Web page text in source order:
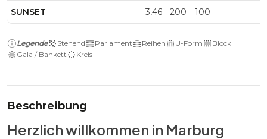
SUNSET 3,46 200 100
Legende Stehend Parlament Reihen U-Form
Block
Gala / Bankett
Kreis
Beschreibung
Herzlich willkommen in Marburg